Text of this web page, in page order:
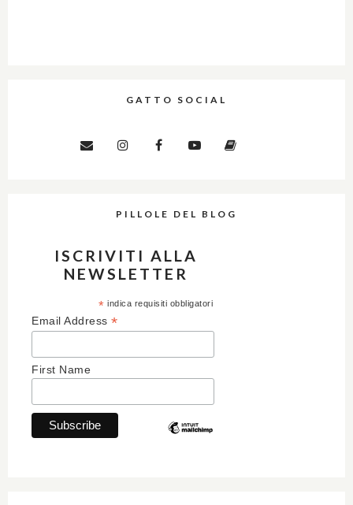
GATTO SOCIAL
PILLOLE DEL BLOG
ISCRIVITI ALLA
NEWSLETTER
* indica requisiti obbligatori
Email Address *
First Name